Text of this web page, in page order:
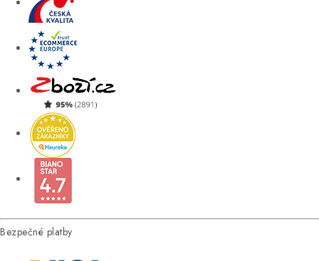
Bezpečné platby